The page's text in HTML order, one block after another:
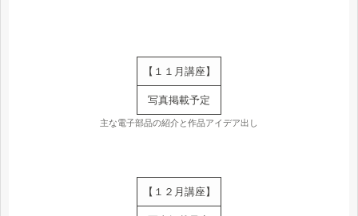
【１１月講座】
写真掲載予定
主な電子部品の紹介と作品アイデア出し
【１２月講座】